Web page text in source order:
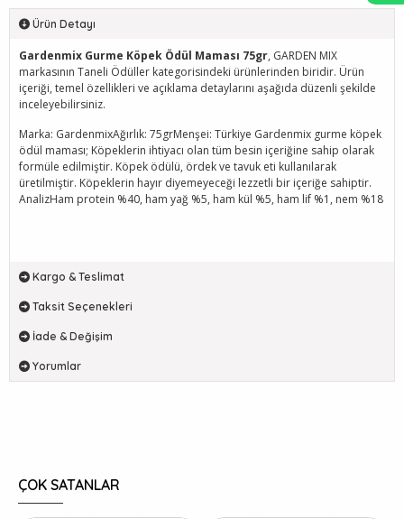
Ürün Detayı
Gardenmix Gurme Köpek Ödül Maması 75gr, GARDEN MIX
markasının Taneli Ödüller kategorisindeki ürünlerinden biridir. Ürün
içeriği, temel özellikleri ve açıklama detaylarını aşağıda düzenli şekilde
inceleyebilirsiniz.
Marka: GardenmixAğırlık: 75grMenşei: Türkiye Gardenmix gurme köpek
ödül maması; Köpeklerin ihtiyacı olan tüm besin içeriğine sahip olarak
formüle edilmiştir. Köpek ödülü, ördek ve tavuk eti kullanılarak
üretilmiştir. Köpeklerin hayır diyemeyeceği lezzetli bir içeriğe sahiptir.
AnalizHam protein %40, ham yağ %5, ham kül %5, ham lif %1, nem %18
Kargo & Teslimat
Taksit Seçenekleri
İade & Değişim
Yorumlar
ÇOK SATANLAR